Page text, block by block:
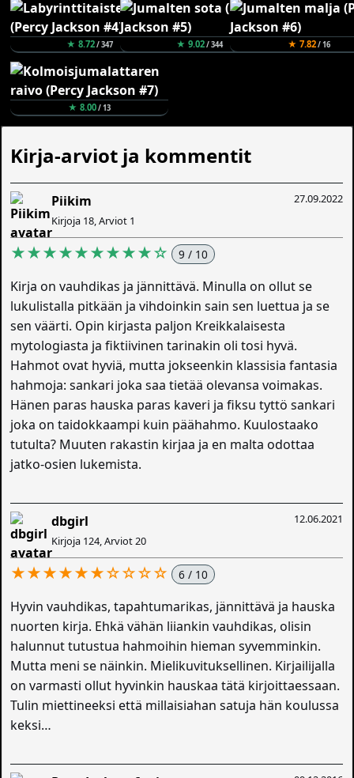
★ 8.72/ 347 ★ 9.02/ 344 ★ 7.82/ 16
★ 8.00/ 13
Kirja-arviot ja kommentit
27.09.2022
Piikim
Kirjoja 18, Arviot 1
★★★★★★★★★☆ 9 / 10
Kirja on vauhdikas ja jännittävä. Minulla on ollut se
lukulistalla pitkään ja vihdoinkin sain sen luettua ja se
sen väärti. Opin kirjasta paljon Kreikkalaisesta
mytologiasta ja fiktiivinen tarinakin oli tosi hyvä.
Hahmot ovat hyviä, mutta jokseenkin klassisia fantasia
hahmoja: sankari joka saa tietää olevansa voimakas.
Hänen paras hauska paras kaveri ja fiksu tyttö sankari
joka on taidokkaampi kuin päähahmo. Kuulostaako
tutulta? Muuten rakastin kirjaa ja en malta odottaa
jatko-osien lukemista.
12.06.2021
dbgirl
Kirjoja 124, Arviot 20
★★★★★★☆☆☆☆ 6 / 10
Hyvin vauhdikas, tapahtumarikas, jännittävä ja hauska
nuorten kirja. Ehkä vähän liiankin vauhdikas, olisin
halunnut tutustua hahmoihin hieman syvemminkin.
Mutta meni se näinkin. Mielikuvituksellinen. Kirjailijalla
on varmasti ollut hyvinkin hauskaa tätä kirjoittaessaan.
Tulin miettineeksi että millaisiahan satuja hän koulussa
keksi…